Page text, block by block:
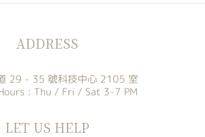
ADDRESS
29 - 35 號科技中心 2105 室
: Thu / Fri / Sat 3-7 PM
LET US HELP